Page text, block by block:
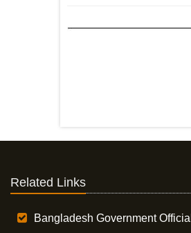
Related Links
Bangladesh Government